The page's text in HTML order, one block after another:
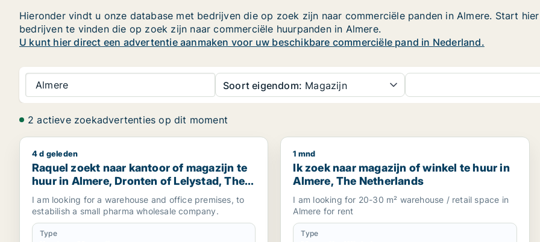
Hieronder vindt u onze database met bedrijven die op zoek zijn naar commerciële panden in Almere. Start
bedrijven te vinden die op zoek zijn naar commerciële huurpanden in Almere.
U kunt hier direct een advertentie aanmaken voor uw beschikbare commerciële pand in Nederland.
Almere Soort eigendom: Magazijn
2 actieve zoekadvertenties op dit moment
Raquel zoekt naar kantoor of magazijn te huur in Almere, Dronten of Lelystad, The Netherlands
4 d geleden
Raquel zoekt naar kantoor of magazijn te
huur in Almere, Dronten of Lelystad, The
Netherlands
I am looking for a warehouse and office premises, to
estabilish a small pharma wholesale company.
Type
Ik zoek naar magazijn of winkel te huur in Almere,
1 mnd
Ik zoek naar magazijn of winkel te huur in
Almere, The Netherlands
I am looking for 20-30 m² warehouse / retail space in
Almere for rent
Type